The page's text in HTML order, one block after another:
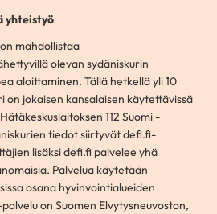
yhteistyö
mahdollistaa
olevan sydäniskurin
aloittaminen. Tällä hetkellä yli 10
jokaisen kansalaisen käytettävissä
112 Suomi -
tiedot siirtyvät defi.fi-
lisäksi defi.fi palvelee yhä
Palvelua käytetään
osana hyvinvointialueiden
on Suomen Elvytysneuvoston,